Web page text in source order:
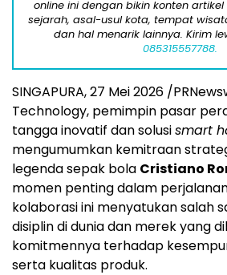
online ini dengan bikin konten
sejarah, asal-usul kota, tempat
dan hal menarik lainnya. Kirim
085315557788.
SINGAPURA, 27 Mei 2026 /
Technology, pemimpin pasar
tangga inovatif dan solusismart
mengumumkan kemitraan
legenda sepak bola Cristiano
momen penting dalam
kolaborasi ini menyatukan salah
disiplin di dunia dan merek yang
komitmennya terhadap
serta kualitas produk.